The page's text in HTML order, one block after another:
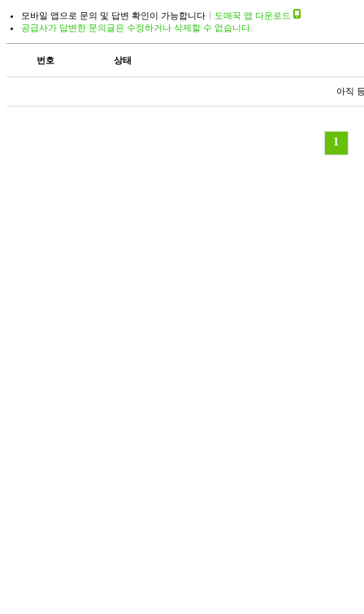
모바일 앱으로 문의 및 답변 확인이 가능합니다
도매꾹 앱 다운로드
공급사가 답변한 문의글은 수정하거나 삭제할 수 없습니다.
번호 상태
아직
1